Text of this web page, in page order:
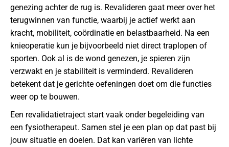
genezing achter de rug is. Revalideren gaat meer over het
terugwinnen van functie, waarbij je actief werkt aan
kracht, mobiliteit, coördinatie en belastbaarheid. Na een
knieoperatie kun je bijvoorbeeld niet direct traplopen of
sporten. Ook al is de wond genezen, je spieren zijn
verzwakt en je stabiliteit is verminderd. Revalideren
betekent dat je gerichte oefeningen doet om die functies
weer op te bouwen.
Een revalidatietraject start vaak onder begeleiding van
een fysiotherapeut. Samen stel je een plan op dat past bij
jouw situatie en doelen. Dat kan variëren van lichte